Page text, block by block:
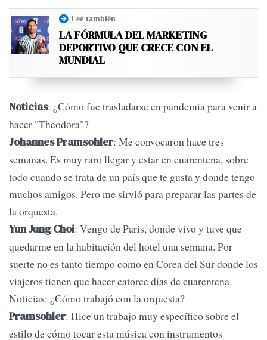
Leé también
LA FÓRMULA DEL MARKETING
DEPORTIVO QUE CRECE CON EL
MUNDIAL
Noticias: ¿Cómo fue trasladarse en pandemia para venir a
hacer "Theodora"?
Johannes Pramsohler: Me convocaron hace tres
semanas. Es muy raro llegar y estar en cuarentena, sobre
todo cuando se trata de un país que te gusta y donde tengo
muchos amigos. Pero me sirvió para preparar las partes de
la orquesta.
Yun Jung Choi: Vengo de Paris, donde vivo y tuve que
quedarme en la habitación del hotel una semana. Por
suerte no es tanto tiempo como en Corea del Sur donde los
viajeros tienen que hacer catorce días de cuarentena.
Noticias: ¿Cómo trabajó con la orquesta?
Pramsohler: Hice un trabajo muy específico sobre el
estilo de cómo tocar esta música con instrumentos